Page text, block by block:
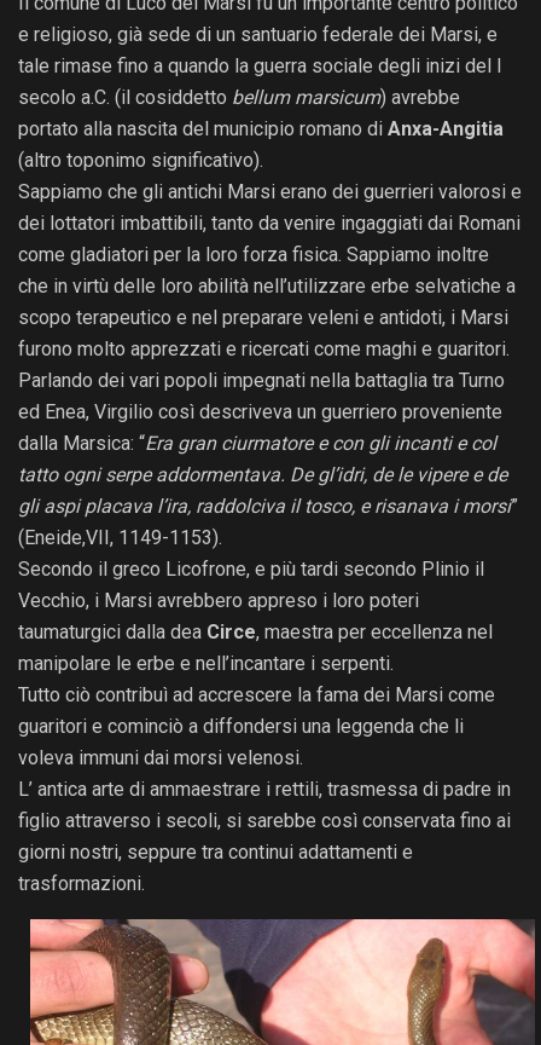
e religioso, già sede di un santuario federale dei Marsi, e
tale rimase fino a quando la guerra sociale degli inizi del I
secolo a.C. (il cosiddetto bellum marsicum) avrebbe
portato alla nascita del municipio romano di Anxa-Angitia
(altro toponimo significativo).
Sappiamo che gli antichi Marsi erano dei guerrieri valorosi e
dei lottatori imbattibili, tanto da venire ingaggiati dai Romani
come gladiatori per la loro forza fisica. Sappiamo inoltre
che in virtù delle loro abilità nell’utilizzare erbe selvatiche a
scopo terapeutico e nel preparare veleni e antidoti, i Marsi
furono molto apprezzati e ricercati come maghi e guaritori.
Parlando dei vari popoli impegnati nella battaglia tra Turno
ed Enea, Virgilio così descriveva un guerriero proveniente
dalla Marsica: “Era gran ciurmatore e con gli incanti e col
tatto ogni serpe addormentava. De gl’idri, de le vipere e de
gli aspi placava l’ira, raddolciva il tosco, e risanava i morsi”
(Eneide,VII, 1149-1153).
Secondo il greco Licofrone, e più tardi secondo Plinio il
Vecchio, i Marsi avrebbero appreso i loro poteri
taumaturgici dalla dea Circe, maestra per eccellenza nel
manipolare le erbe e nell’incantare i serpenti.
Tutto ciò contribuì ad accrescere la fama dei Marsi come
guaritori e cominciò a diffondersi una leggenda che li
voleva immuni dai morsi velenosi.
L’ antica arte di ammaestrare i rettili, trasmessa di padre in
figlio attraverso i secoli, si sarebbe così conservata fino ai
giorni nostri, seppure tra continui adattamenti e
trasformazioni.